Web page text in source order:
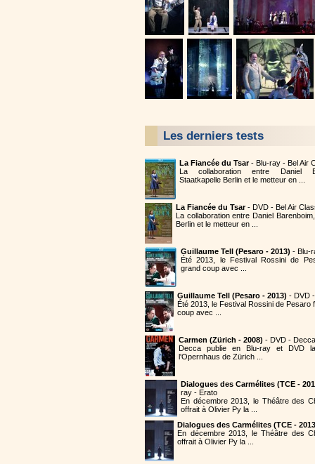
Les derniers tests
La Fiancée du Tsar- Blu-ray - Bel Air
La collaboration entre Daniel
Staatkapelle Berlin et le metteur en ...
La Fiancée du Tsar- DVD - Bel Air
La collaboration entre Daniel
Berlin et le metteur en ...
Guillaume Tell (Pesaro - 2013) - Blu-
Été 2013, le Festival Rossini de
grand coup avec ...
Guillaume Tell (Pesaro - 2013) - DVD
Été 2013, le Festival Rossini de Pesaro
coup avec ...
Carmen (Zürich - 2008) - DVD - Decca
Decca publie en Blu-ray et DVD
l'Opernhaus de Zürich ...
Dialogues des Carmélites (TCE -
ray - Erato
En décembre 2013, le Théâtre des
offrait à Olivier Py la ...
Dialogues des Carmélites (TCE -
En décembre 2013, le Théâtre des
offrait à Olivier Py la ...